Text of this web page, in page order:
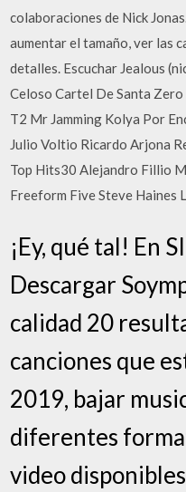
colaboraciones de Nick
aumentar el tamaño, ver las
detalles. Escuchar Jealous
Celoso Cartel De Santa Zero
T2 Mr Jamming Kolya Por
Julio Voltio Ricardo Arjona
Top Hits30 Alejandro Fillio
Freeform Five Steve Haines
¡Ey, qué tal! En
Descargar
calidad 20
canciones que
2019, bajar
diferentes
video